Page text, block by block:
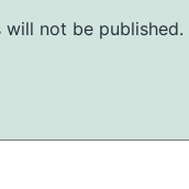
will not be published.